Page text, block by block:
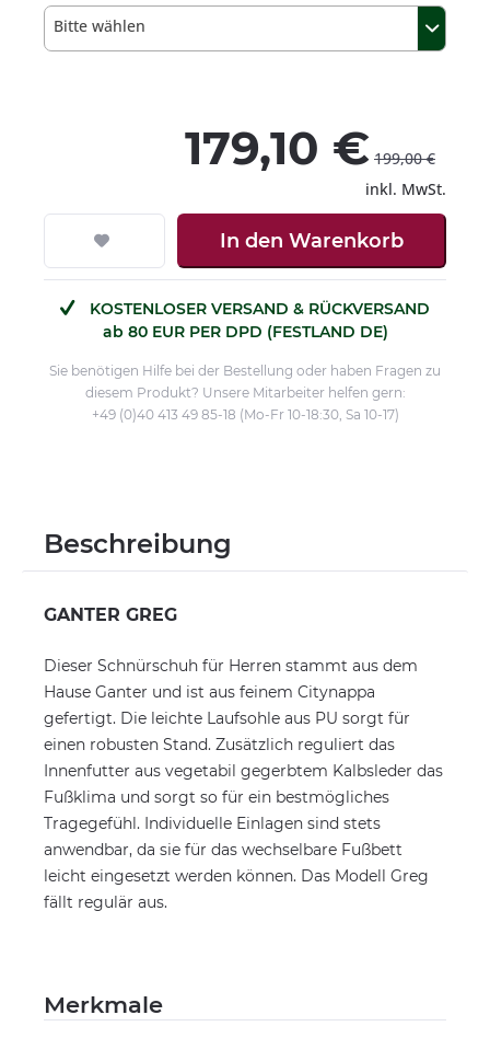
Bitte wählen
179,10 € 199,00 €
inkl. MwSt.
In den Warenkorb
KOSTENLOSER VERSAND & RÜCKVERSAND
ab 80 EUR PER DPD (FESTLAND DE)
Sie benötigen Hilfe bei der Bestellung oder haben Fragen zu
diesem Produkt? Unsere Mitarbeiter helfen gern:
+49 (0)40 413 49 85-18 (Mo-Fr 10-18:30, Sa 10-17)
Beschreibung
GANTER GREG
Dieser Schnürschuh für Herren stammt aus dem
Hause Ganter und ist aus feinem Citynappa
gefertigt. Die leichte Laufsohle aus PU sorgt für
einen robusten Stand. Zusätzlich reguliert das
Innenfutter aus vegetabil gegerbtem Kalbsleder das
Fußklima und sorgt so für ein bestmögliches
Tragegefühl. Individuelle Einlagen sind stets
anwendbar, da sie für das wechselbare Fußbett
leicht eingesetzt werden können. Das Modell Greg
fällt regulär aus.
Merkmale